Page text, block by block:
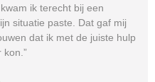
ik terecht bij een
situatie paste. Dat gaf mij
dat ik met de juiste hulp